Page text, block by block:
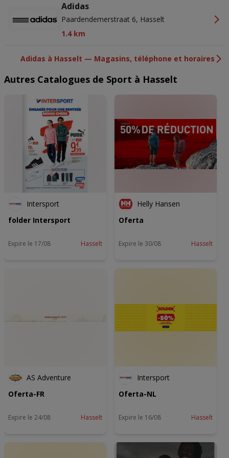
Adidas
Paardendemerstraat 6, Hasselt
1.4 km
Adidas à Hasselt — Magasins, téléphone et horaires
Autres Catalogues de Sport à Hasselt
Intersport
folder Intersport
Expire le 17/08 Hasselt
Helly Hansen
Oferta
Expire le 30/08 Hasselt
AS Adventure
Oferta-FR
Expire le 24/08 Hasselt
Intersport
Oferta-NL
Expire le 16/08 Hasselt